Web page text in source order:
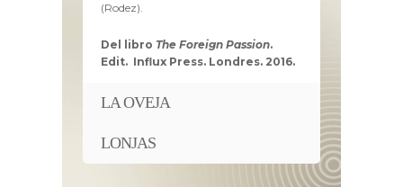
(Rodez).
Del libro The Foreign Passion.
Edit. Influx Press. Londres. 2016.
LA OVEJA
LONJAS